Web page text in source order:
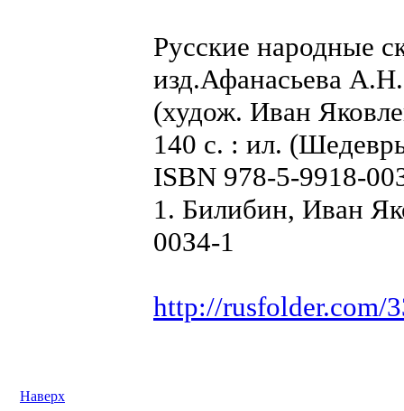
Русские народные
изд.Афанасьева
(худож. Иван
140 с. : ил.
ISBN 978-5-9918-
1. Билибин, Иван
00З4-1
http://rusfolder.com/
Наверх